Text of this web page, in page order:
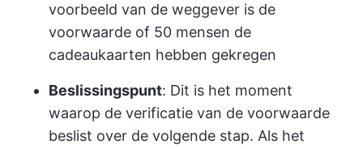
voorbeeld van de weggever is de
voorwaarde of 50 mensen de
cadeaukaarten hebben gekregen
Beslissingspunt: Dit is het moment
waarop de verificatie van de voorwaarde
beslist over de volgende stap. Als het